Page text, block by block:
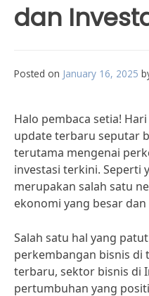
dan
Posted on January 16, 2025
Halo pembaca setia!
update terbaru seputar
terutama mengenai
investasi terkini. Seperti
merupakan salah satu
ekonomi yang besar
Salah satu hal yang
perkembangan bisnis di
terbaru, sektor bisnis di
pertumbuhan yang